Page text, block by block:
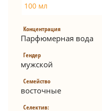
100 мл
Концентрация
Парфюмерная вода
Гендер
мужской
Семейство
восточные
Селектив: